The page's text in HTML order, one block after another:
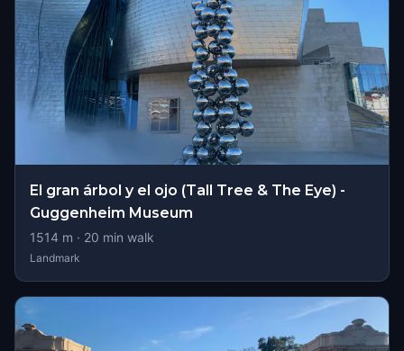
El gran árbol y el ojo (Tall Tree & The Eye) -
Guggenheim Museum
1514 m · 20 min walk
Landmark